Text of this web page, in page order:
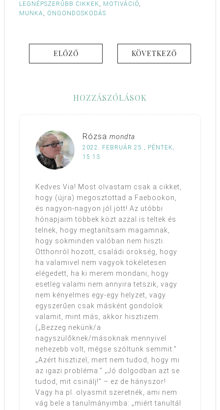
LEGNÉPSZERŰBB CIKKEK , MOTIVÁCIÓ,
MUNKA, ÖNGONDOSKODÁS
ELŐZŐ KÖVETKEZŐ
HOZZÁSZÓLÁSOK
Rózsa mondta
2022. FEBRUÁR 25., PÉNTEK,
15:13
Kedves Via! Most olvastam csak a cikket,
hogy (újra) megosztottad a Faebookon,
és nagyon-nagyon jól jött! Az utóbbi
hónapjaim többek közt azzal is teltek és
telnek, hogy megtanítsam magamnak,
hogy sokminden valóban nem hiszti.
Otthonról hozott, családi örökség, hogy
ha valamivel nem vagyok tökéletesen
elégedett, ha ki merem mondani, hogy
esetleg valami nem annyira tetszik, vagy
nem kényelmes egy-egy helyzet, vagy
egyszerűen csak másként gondolok
valamit, mint más, akkor hisztizem.
(„Bezzeg nekünk/a
nagyszülőknek/másoknak mennyivel
nehezebb volt, mégse szóltunk semmit.”
„Azért hisztizel, mert nem tudod, hogy mi
az igazi probléma.” „Jó dolgodban azt se
tudod, mit csinálj!” – ez de hányszor!
Vagy ha pl. olyasmit szeretnék, ami nem
vág bele a tanulmányimba: „miért tanultál